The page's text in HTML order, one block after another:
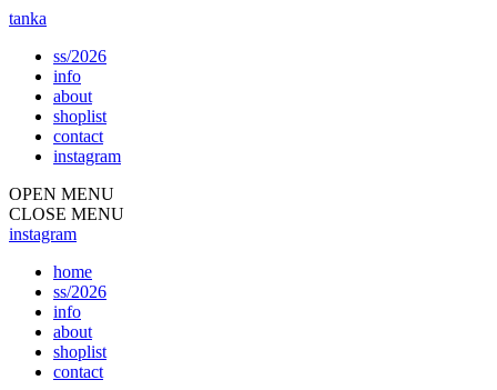
tanka
ss/2026
info
about
shoplist
contact
instagram
OPEN MENU
CLOSE MENU
instagram
home
ss/2026
info
about
shoplist
contact